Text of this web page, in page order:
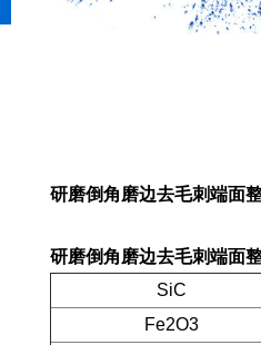
研磨倒角磨边去毛刺端面
研磨倒角磨边去毛刺端面
SiC
Fe2O3